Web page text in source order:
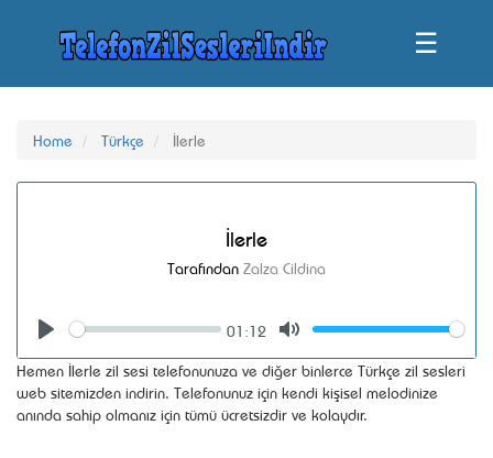
☰
Home Türkçe İlerle
İlerle
Tarafından Zalza Cildina
Seek
01:12
Volume
Hemen İlerle zil sesi telefonunuza ve diğer binlerce Türkçe zil sesleri
web sitemizden indirin. Telefonunuz için kendi kişisel melodinize
anında sahip olmanız için tümü ücretsizdir ve kolaydır.